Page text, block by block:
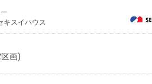
キスイハウス
画)